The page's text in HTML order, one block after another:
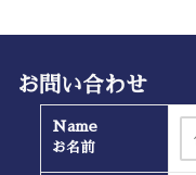
お問い合わせ
Name
お名前